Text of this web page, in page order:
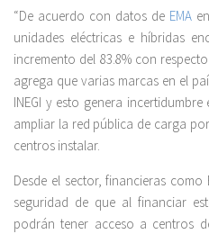
“De acuerdo con datos de EMA
unidades eléctricas e híbridas
incremento del 83.8% con
agrega que varias marcas en el
INEGI y esto genera
ampliar la red pública de carga
centros instalar.
Desde el sector, financieras
seguridad de que al financiar
podrán tener acceso a centros